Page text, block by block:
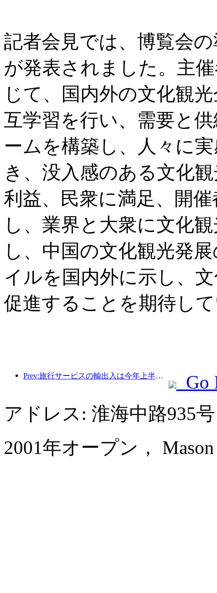
記者会見では、博覧会
が発表されました。主
じて、国内外の文化観
互学習を行い、需要と
ームを構築し、人々に
き、没入感のある文化
利益、民衆に満足、開
し、業界と大衆に文化
し、中国の文化観光発
イルを国内外に示し、
促進することを期待し
Prev:旅行サービスの輸出入は今年上半期で1兆802億9000万元に達した。
Go
アドレス: 淮海中路935
2001年オープン， Mason